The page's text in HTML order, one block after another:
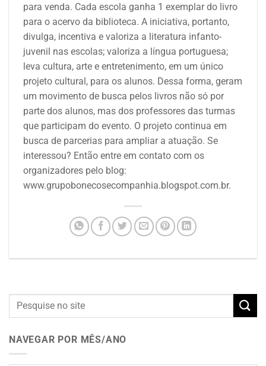
para venda. Cada escola ganha 1 exemplar do livro
para o acervo da biblioteca. A iniciativa, portanto,
divulga, incentiva e valoriza a literatura infanto-
juvenil nas escolas; valoriza a língua portuguesa;
leva cultura, arte e entretenimento, em um único
projeto cultural, para os alunos. Dessa forma, geram
um movimento de busca pelos livros não só por
parte dos alunos, mas dos professores das turmas
que participam do evento. O projeto continua em
busca de parcerias para ampliar a atuação. Se
interessou? Então entre em contato com os
organizadores pelo blog:
www.grupobonecosecompanhia.blogspot.com.br.
NAVEGAR POR MÊS/ANO